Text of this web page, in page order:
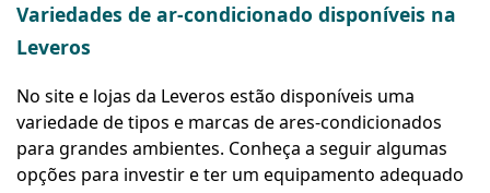
Variedades de ar-condicionado disponíveis na
Leveros
No site e lojas da Leveros estão disponíveis uma
variedade de tipos e marcas de ares-condicionados
para grandes ambientes. Conheça a seguir algumas
opções para investir e ter um equipamento adequado